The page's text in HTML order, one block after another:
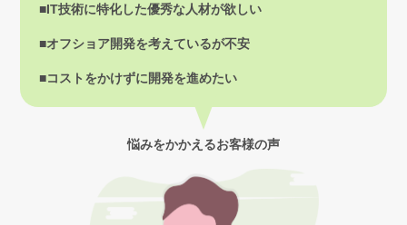
■IT技術に特化した優秀な人材が欲しい
■オフショア開発を考えているが不安
■コストをかけずに開発を進めたい
悩みをかかえるお客様の声